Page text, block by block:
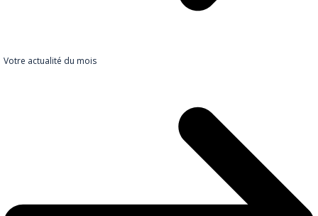
Votre actualité du mois